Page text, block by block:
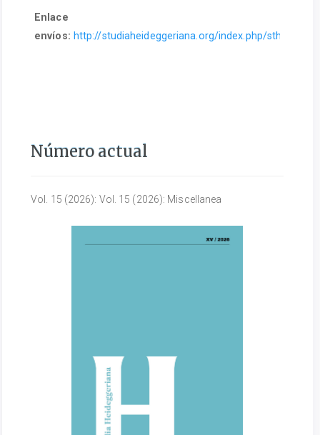
Enlace
envíos: http://studiaheideggeriana.org/index.php/sth/about/
Número actual
Vol. 15 (2026): Vol. 15 (2026): Miscellanea